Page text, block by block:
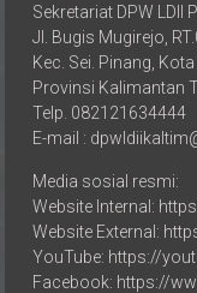
Jl. Bugis Mugirejo,
Kec. Sei. Pinang,
Provinsi Kalimantan
Telp. 082121634444
E-mail :
Website Internal:
Website External:
YouTube: https://
Facebook: https://
TikTok: https://